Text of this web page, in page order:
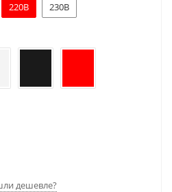
220В 230В
дешевле?